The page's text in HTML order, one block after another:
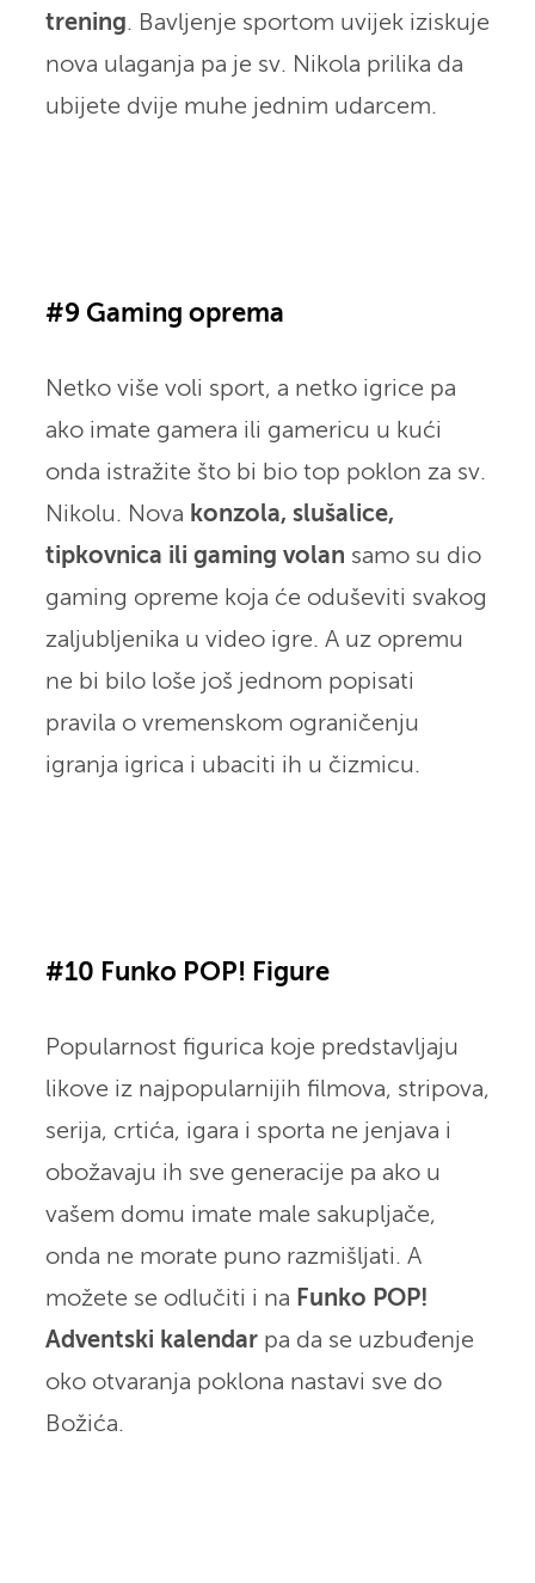
trening. Bavljenje sportom uvijek iziskuje
nova ulaganja pa je sv. Nikola prilika da
ubijete dvije muhe jednim udarcem.
#9 Gaming oprema
Netko više voli sport, a netko igrice pa
ako imate gamera ili gamericu u kući
onda istražite što bi bio top poklon za sv.
Nikolu. Nova konzola, slušalice,
tipkovnica ili gaming volan samo su dio
gaming opreme koja će oduševiti svakog
zaljubljenika u video igre. A uz opremu
ne bi bilo loše još jednom popisati
pravila o vremenskom ograničenju
igranja igrica i ubaciti ih u čizmicu.
#10 Funko POP! Figure
Popularnost figurica koje predstavljaju
likove iz najpopularnijih filmova, stripova,
serija, crtića, igara i sporta ne jenjava i
obožavaju ih sve generacije pa ako u
vašem domu imate male sakupljače,
onda ne morate puno razmišljati. A
možete se odlučiti i na Funko POP!
Adventski kalendarpa da se uzbuđenje
oko otvaranja poklona nastavi sve do
Božića.